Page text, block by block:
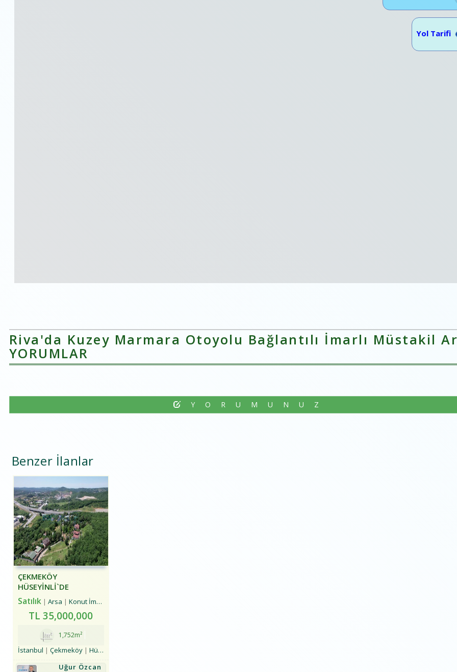
Yol Tarifi
Riva'da Kuzey Marmara Otoyolu Bağlantılı İmarlı Müstakil
YORUMLAR
YORUMUNUZ
Benzer İlanlar
ÇEKMEKÖY
HÜSEYINLI`DE
MANZARALI, İMARLI
ARSA
Satılık Arsa Konut İmarlı Arsa
TL 35,000,000
1,752m²
İstanbul Çekmeköy
Hüseyinli Köyü
Uğur Özcan